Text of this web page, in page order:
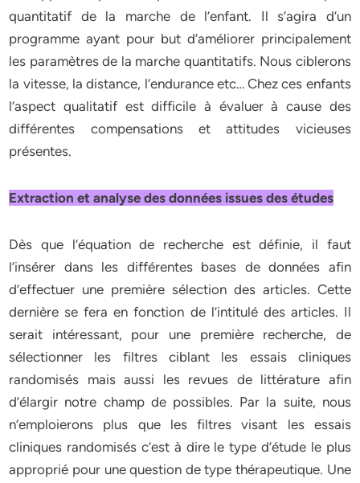
quantitatif de la marche de l’enfant. Il s’agira d’un
programme ayant pour but d’améliorer principalement
les paramètres de la marche quantitatifs. Nous ciblerons
la vitesse, la distance, l’endurance etc… Chez ces enfants
l’aspect qualitatif est difficile à évaluer à cause des
différentes compensations et attitudes vicieuses
présentes.
Extraction et analyse des données issues des études
Dès que l’équation de recherche est définie, il faut
l’insérer dans les différentes bases de données afin
d’effectuer une première sélection des articles. Cette
dernière se fera en fonction de l’intitulé des articles. Il
serait intéressant, pour une première recherche, de
sélectionner les filtres ciblant les essais cliniques
randomisés mais aussi les revues de littérature afin
d’élargir notre champ de possibles. Par la suite, nous
n’emploierons plus que les filtres visant les essais
cliniques randomisés c’est à dire le type d’étude le plus
approprié pour une question de type thérapeutique. Une